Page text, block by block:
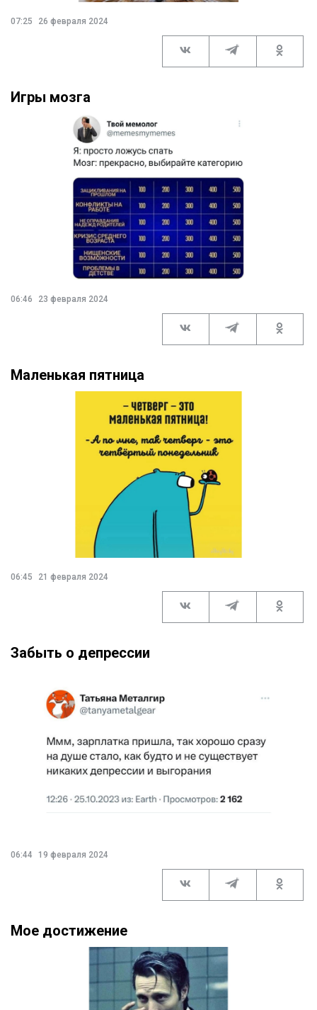
07:25 26 февраля 2024
Игры мозга
06:46 23 февраля 2024
Маленькая пятница
06:45 21 февраля 2024
Забыть о депрессии
06:44 19 февраля 2024
Мое достижение